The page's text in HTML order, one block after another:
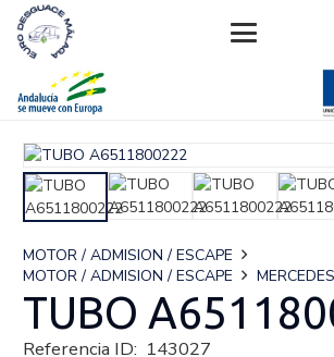
MOTOR / ADMISION / ESCAPE
MOTOR / ADMISION / ESCAPE
TUBO
Referencia ID: 143027